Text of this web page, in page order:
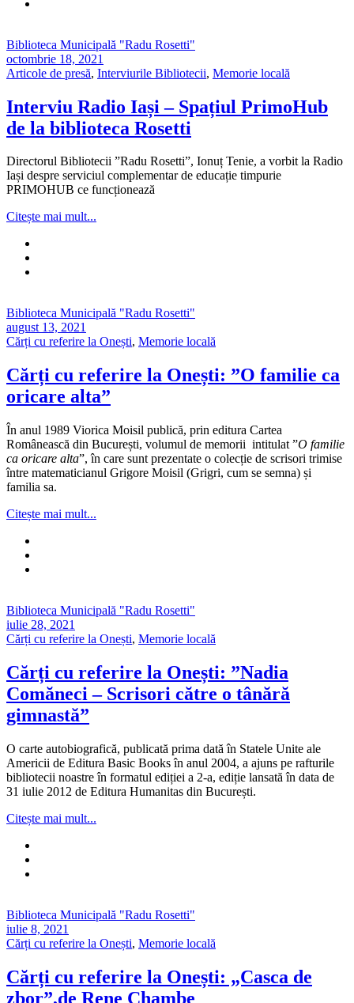
Biblioteca Municipală "Radu Rosetti"
octombrie 18, 2021
Articole de presă, Interviurile Bibliotecii, Memorie locală
Interviu Radio Iași – Spațiul PrimoHub
de la biblioteca Rosetti
Directorul Bibliotecii ”Radu Rosetti”, Ionuț Tenie, a vorbit la Radio
Iași despre serviciul complementar de educație timpurie
PRIMOHUB ce funcționează
Citește mai mult...
Biblioteca Municipală "Radu Rosetti"
august 13, 2021
Cărți cu referire la Onești, Memorie locală
Cărți cu referire la Onești: ”O familie ca
oricare alta”
În anul 1989 Viorica Moisil publică, prin editura Cartea
Românească din București, volumul de memorii intitulat ”O familie
ca oricare alta”, în care sunt prezentate o colecție de scrisori trimise
între matematicianul Grigore Moisil (Grigri, cum se semna) și
familia sa.
Citește mai mult...
Biblioteca Municipală "Radu Rosetti"
iulie 28, 2021
Cărți cu referire la Onești, Memorie locală
Cărți cu referire la Onești: ”Nadia
Comăneci – Scrisori către o tânără
gimnastă”
O carte autobiografică, publicată prima dată în Statele Unite ale
Americii de Editura Basic Books în anul 2004, a ajuns pe rafturile
bibliotecii noastre în formatul ediției a 2-a, ediție lansată în data de
31 iulie 2012 de Editura Humanitas din București.
Citește mai mult...
Biblioteca Municipală "Radu Rosetti"
iulie 8, 2021
Cărți cu referire la Onești, Memorie locală
Cărți cu referire la Onești: „Casca de
zbor”,de Rene Chambe